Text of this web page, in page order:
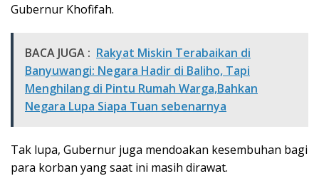
Gubernur Khofifah.
BACA JUGA : Rakyat Miskin Terabaikan di
Banyuwangi: Negara Hadir di Baliho, Tapi
Menghilang di Pintu Rumah Warga,Bahkan
Negara Lupa Siapa Tuan sebenarnya
Tak lupa, Gubernur juga mendoakan kesembuhan bagi
para korban yang saat ini masih dirawat.